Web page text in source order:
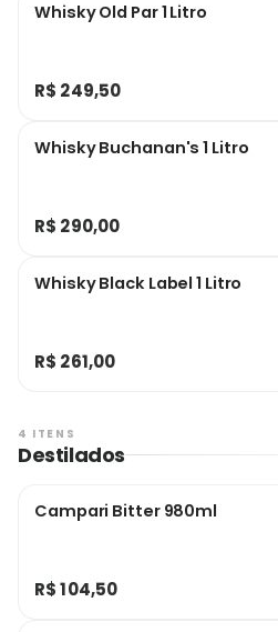
Whisky Old Par 1 Litro
R$ 249,50
Whisky Buchanan's 1 Litro
R$ 290,00
Whisky Black Label 1 Litro
R$ 261,00
4 ITENS
Destilados
Campari Bitter 980ml
R$ 104,50